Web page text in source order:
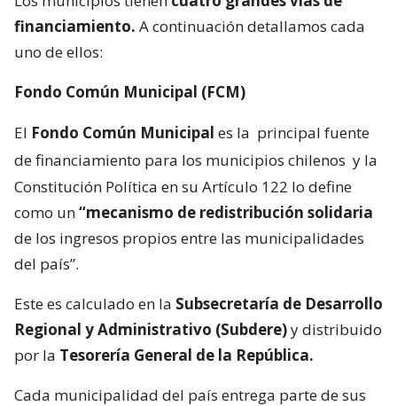
financiamiento. A continuación detallamos cada
uno de ellos:
Fondo Común Municipal (FCM)
El Fondo Común Municipal es la principal fuente
de financiamiento para los municipios chilenos y la
Constitución Política en su Artículo 122 lo define
como un“mecanismo de redistribución solidaria
de los ingresos propios entre las municipalidades
del país”.
Este es calculado en la Subsecretaría de Desarrollo
Regional y Administrativo (Subdere)y distribuido
por la Tesorería General de la República.
Cada municipalidad del país entrega parte de sus